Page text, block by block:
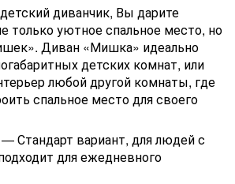
диванчик, Вы дарите
только уютное спальное место, но
Диван «Мишка» идеально
детских комнат, или
любой другой комнаты, где
спальное место для своего
Стандарт вариант, для людей с
для ежедневного